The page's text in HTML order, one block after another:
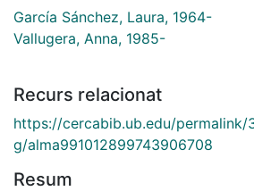
García Sánchez, Laura, 1964-
Vallugera, Anna, 1985-
Recurs relacionat
https://cercabib.ub.edu/permalink/
g/alma991012899743906708
Resum